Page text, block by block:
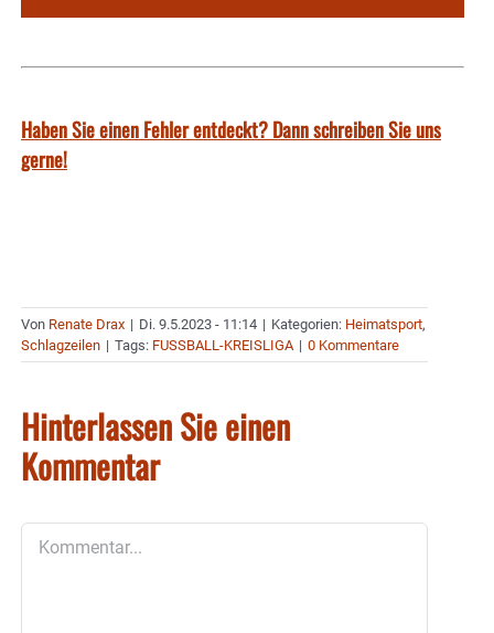
Haben Sie einen Fehler entdeckt? Dann schreiben Sie uns
gerne!
Von Renate Drax | Di. 9.5.2023 - 11:14 | Kategorien: Heimatsport,
Schlagzeilen | Tags: FUSSBALL-KREISLIGA | 0 Kommentare
Hinterlassen Sie einen
Kommentar